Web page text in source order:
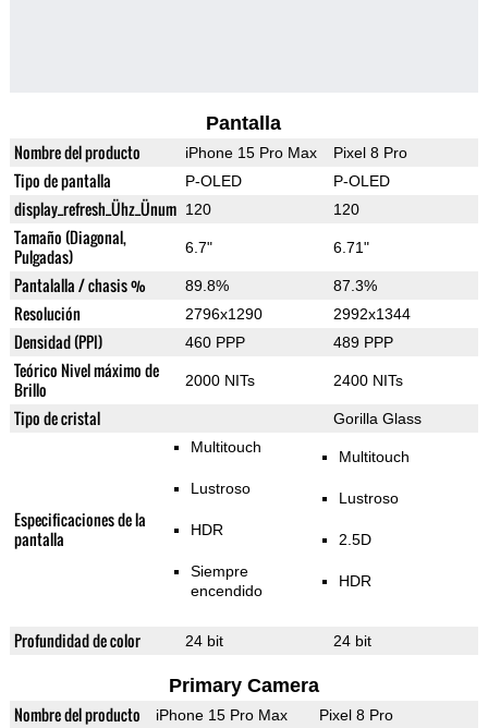
Pantalla
Nombre del producto iPhone 15 Pro Max Pixel 8 Pro
Tipo de pantalla P-OLED P-OLED
display_refresh_Ühz_Ünum 120 120
Tamaño (Diagonal,
Pulgadas)
6.7" 6.71"
Pantalalla / chasis % 89.8% 87.3%
Resolución 2796x1290 2992x1344
Densidad (PPI) 460 PPP 489 PPP
Teórico Nivel máximo de
Brillo
2000 NITs 2400 NITs
Tipo de cristal Gorilla Glass
Especificaciones de la
pantalla
Multitouch
Lustroso
HDR
Siempre
encendido
Multitouch
Lustroso
2.5D
HDR
Profundidad de color 24 bit 24 bit
Primary Camera
Nombre del producto iPhone 15 Pro Max Pixel 8 Pro